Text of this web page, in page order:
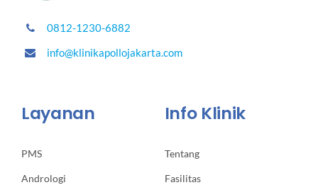
0812-1230-6882
info@klinikapollojakarta.com
Layanan
PMS
Andrologi
Info Klinik
Tentang
Fasilitas